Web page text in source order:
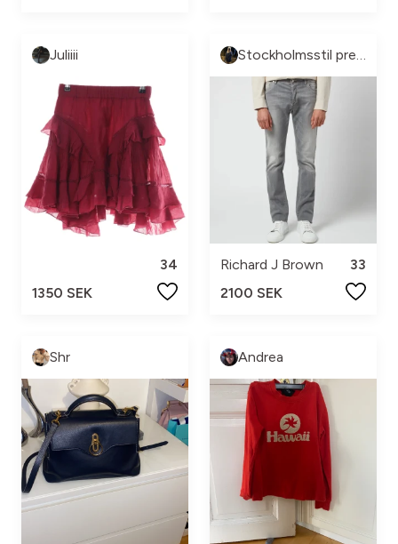
Juliiii
34
1350 SEK
Richard J Brown
33
2100 SEK
Shr Andrea